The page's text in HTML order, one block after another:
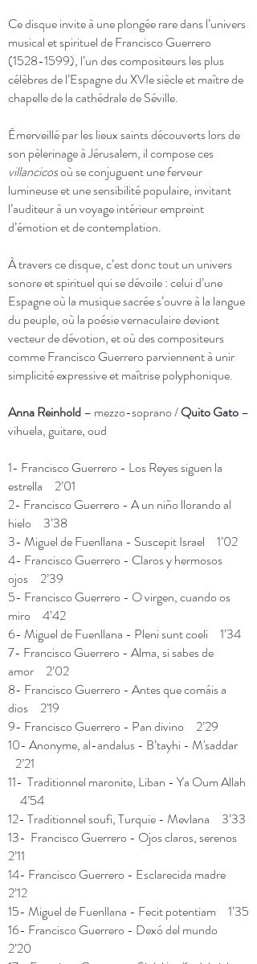
Ce disque invite à une plongée rare dans l’univers
musical et spirituel de Francisco Guerrero
(1528-1599), l’un des compositeurs les plus
célèbres de l’Espagne du XVIe siècle et maître de
chapelle de la cathédrale de Séville.
Émerveillé par les lieux saints découverts lors de
son pèlerinage à Jérusalem, il compose ces
villancicosoù se conjuguent une ferveur
lumineuse et une sensibilité populaire, invitant
l’auditeur à un voyage intérieur empreint
d’émotion et de contemplation.
À travers ce disque, c’est donc tout un univers
sonore et spirituel qui se dévoile : celui d’une
Espagne où la musique sacrée s’ouvre à la langue
du peuple, où la poésie vernaculaire devient
vecteur de dévotion, et où des compositeurs
comme Francisco Guerrero parviennent à unir
simplicité expressive et maîtrise polyphonique.
Anna Reinhold – mezzo-soprano /Quito Gato –
vihuela, guitare, oud
1- Francisco Guerrero - Los Reyes siguen la
estrella 2’01
2- Francisco Guerrero - A un niño llorando al
hielo 3’38
3- Miguel de Fuenllana - Suscepit Israel 1’02
4- Francisco Guerrero - Claros y hermosos
ojos 2’39
5- Francisco Guerrero - O virgen, cuando os
miro 4’42
6- Miguel de Fuenllana - Pleni sunt coeli 1’34
7- Francisco Guerrero - Alma, si sabes de
amor 2’02
8- Francisco Guerrero - Antes que comáis a
dios 2'19
9- Francisco Guerrero - Pan divino 2’29
10- Anonyme, al-andalus - B’tayhi - M'saddar
2’21
11- Traditionnel maronite, Liban - Ya Oum Allah
4’54
12- Traditionnel soufi, Turquie - Mevlana 3’33
13- Francisco Guerrero - Ojos claros, serenos
2’11
14- Francisco Guerrero - Esclarecida madre
2’12
15- Miguel de Fuenllana - Fecit potentiam 1’35
16- Francisco Guerrero - Dexó del mundo
2’20